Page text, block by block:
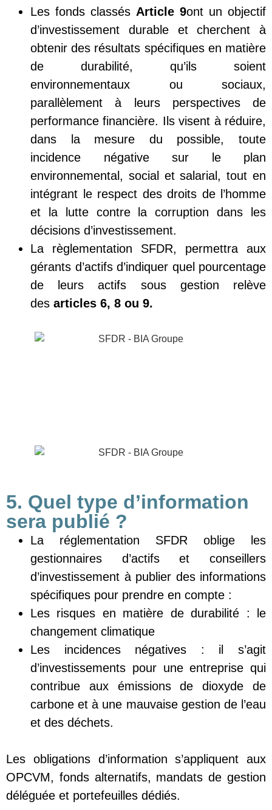
Les fonds classés Article 9ont un objectif
d’investissement durable et cherchent à
obtenir des résultats spécifiques en matière
de durabilité, qu’ils soient
environnementaux ou sociaux,
parallèlement à leurs perspectives de
performance financière. Ils visent à réduire,
dans la mesure du possible, toute
incidence négative sur le plan
environnemental, social et salarial, tout en
intégrant le respect des droits de l’homme
et la lutte contre la corruption dans les
décisions d’investissement.
La règlementation SFDR, permettra aux
gérants d’actifs d’indiquer quel pourcentage
de leurs actifs sous gestion relève
des articles 6, 8 ou 9.
5. Quel type d’information
sera publié ?
La réglementation SFDR oblige les
gestionnaires d’actifs et conseillers
d’investissement à publier des informations
spécifiques pour prendre en compte :
Les risques en matière de durabilité : le
changement climatique
Les incidences négatives : il s’agit
d’investissements pour une entreprise qui
contribue aux émissions de dioxyde de
carbone et à une mauvaise gestion de l’eau
et des déchets.
Les obligations d’information s’appliquent aux
OPCVM, fonds alternatifs, mandats de gestion
déléguée et portefeuilles dédiés.